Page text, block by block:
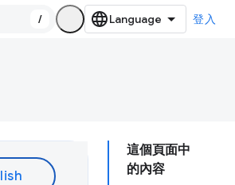
/ 登入
這個頁面中
的內容